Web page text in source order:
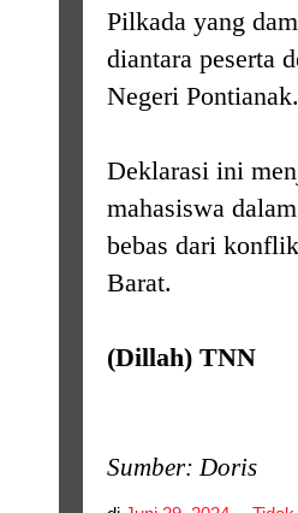
Pilkada yang
diantara peserta
Negeri Pontianak.
Deklarasi ini
mahasiswa
bebas dari
Barat.
(Dillah) TNN
Sumber: Doris